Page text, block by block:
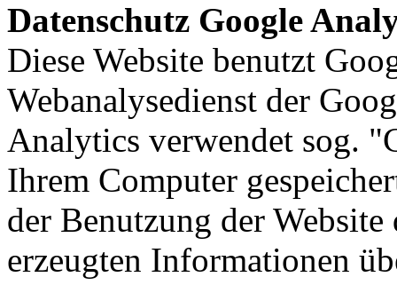
Datenschutz Google
Diese Website benutzt
Webanalysedienst der
Analytics verwendet sog.
Ihrem Computer
der Benutzung der
erzeugten Informationen